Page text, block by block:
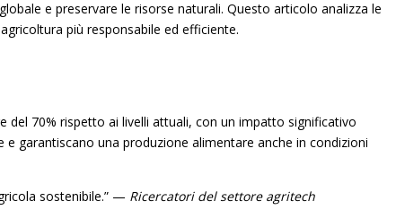
e preservare le risorse naturali. Questo articolo analizza le
più responsabile ed efficiente.
del 70% rispetto ai livelli attuali, con un impatto significativo
e garantiscano una produzione alimentare anche in condizioni
sostenibile.” — Ricercatori del settore agritech